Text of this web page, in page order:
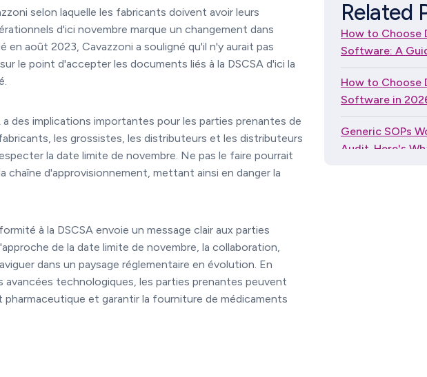
selon laquelle les fabricants doivent avoir leurs
d'ici novembre marque un changement dans
en août 2023, Cavazzoni a souligné qu'il n'y aurait pas
le point d'accepter les documents liés à la DSCSA d'ici la
a des implications importantes pour les parties prenantes de
les grossistes, les distributeurs et les distributeurs
la date limite de novembre. Ne pas le faire pourrait
chaîne d'approvisionnement, mettant ainsi en danger la
à la DSCSA envoie un message clair aux parties
de la date limite de novembre, la collaboration,
dans un paysage réglementaire en évolution. En
technologiques, les parties prenantes peuvent
et garantir la fourniture de médicaments
How
Related
How to Choose
Software: A
How to Choose
Software in
Generic SOPs
Audit. Here's